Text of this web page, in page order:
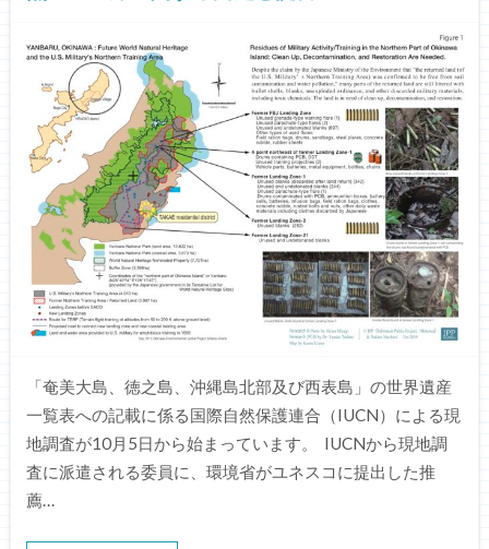
「奄美大島、徳之島、沖縄島北部及び西表島」の世界遺産
一覧表への記載に係る国際自然保護連合（IUCN）による現
地調査が10月5日から始まっています。 IUCNから現地調
査に派遣される委員に、環境省がユネスコに提出した推
薦…